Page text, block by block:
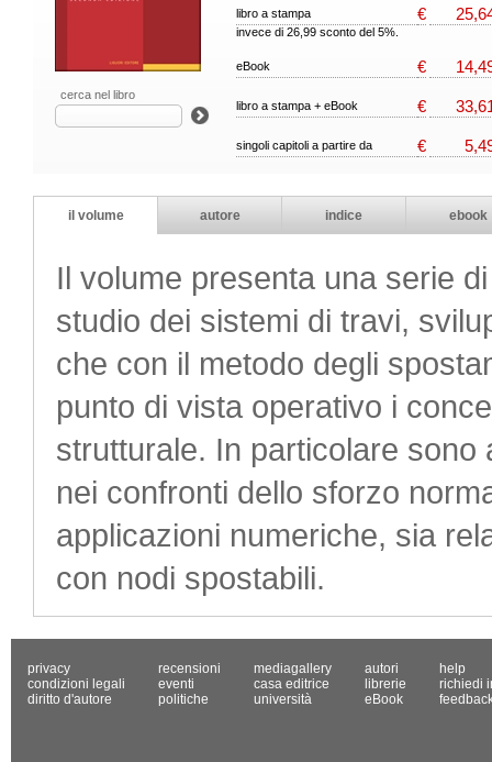
cerca nel libro
libro a stampa €
invece di 26,99 sconto del 5%.
eBook €
libro a stampa + eBook €
singoli capitoli a partire da €
il volume autore indice ebook
Il volume presenta una serie
studio dei sistemi di travi,
che con il metodo degli
punto di vista operativo i
strutturale. In particolare sono
nei confronti dello sforzo
applicazioni numeriche, sia
con nodi spostabili.
privacy
condizioni legali
diritto d'autore
recensioni
eventi
politiche
mediagallery
casa editrice
università
autori
librerie
eBook
help
richiedi